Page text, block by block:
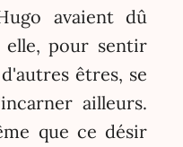
avaient dû
pour sentir
êtres, se
ailleurs.
que ce désir